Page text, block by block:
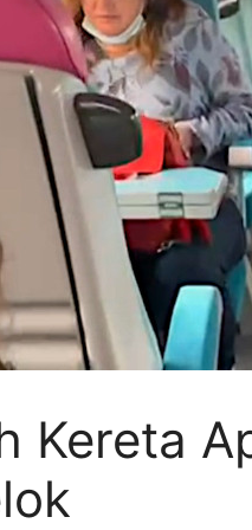
Kereta